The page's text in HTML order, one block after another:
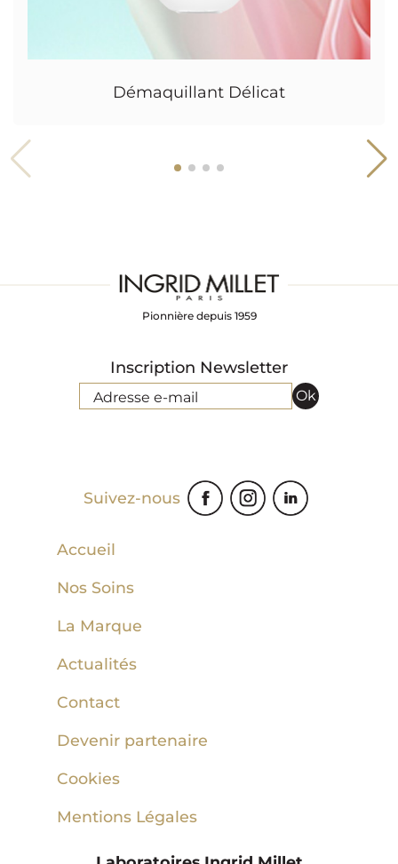
Démaquillant Délicat
Pionnière depuis 1959
Inscription Newsletter
Adresse e-mail Ok
Suivez-nous
Accueil
Nos Soins
La Marque
Actualités
Contact
Devenir partenaire
Cookies
Mentions Légales